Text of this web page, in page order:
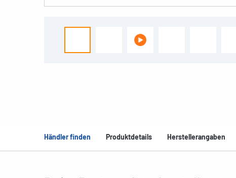
Händler finden Produktdetails Herstellerangaben